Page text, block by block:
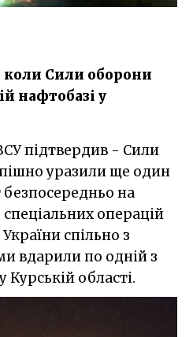
Сили оборони
нафтобазі у
уразили ще один
безпосередньо на
операцій
спільно з
вдарили по одній з
області.